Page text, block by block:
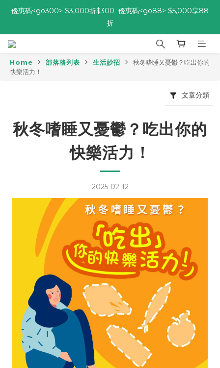
優惠碼<go300> $3,000折$300  優惠碼<go88> $5,000享88
折
優惠碼<go300> $3,000折$300  優惠碼<go88> $5,000享88
折
[自由配每期都85折!] 免綁約! 選擇多、任搭任選，立即了解活動>>
Home 部落格列表 生活妙招
秋冬嗜睡又憂鬱？吃出你的
快樂活力！
文章分類
秋冬嗜睡又憂鬱？吃出你的
快樂活力！
2025-02-12